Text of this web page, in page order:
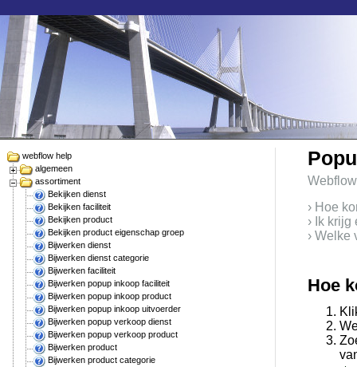
webflow help
algemeen
assortiment
Bekijken dienst
Bekijken faciliteit
Bekijken product
Bekijken product eigenschap groep
Bijwerken dienst
Bijwerken dienst categorie
Bijwerken faciliteit
Bijwerken popup inkoop faciliteit
Bijwerken popup inkoop product
Bijwerken popup inkoop uitvoerder
Bijwerken popup verkoop dienst
Bijwerken popup verkoop product
Bijwerken product
Bijwerken product categorie
Webflow
› Hoe
› Ik
› Welke
Hoe